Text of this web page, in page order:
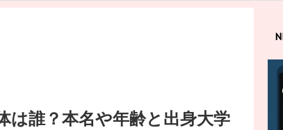
は誰？本名や年齢と出身大学